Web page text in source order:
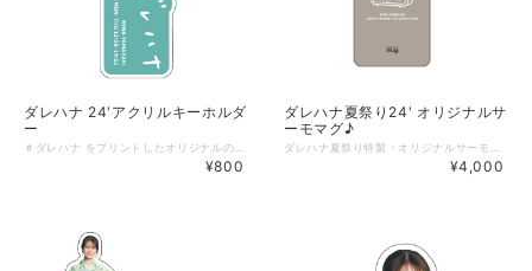
ダレハナ 24'アクリルキーホルダ
ー
¥800
ダレハナ夏祭り24' オリジナルサ
ーモマグ♪
¥4,000